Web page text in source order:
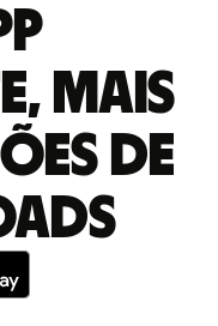
mais
de